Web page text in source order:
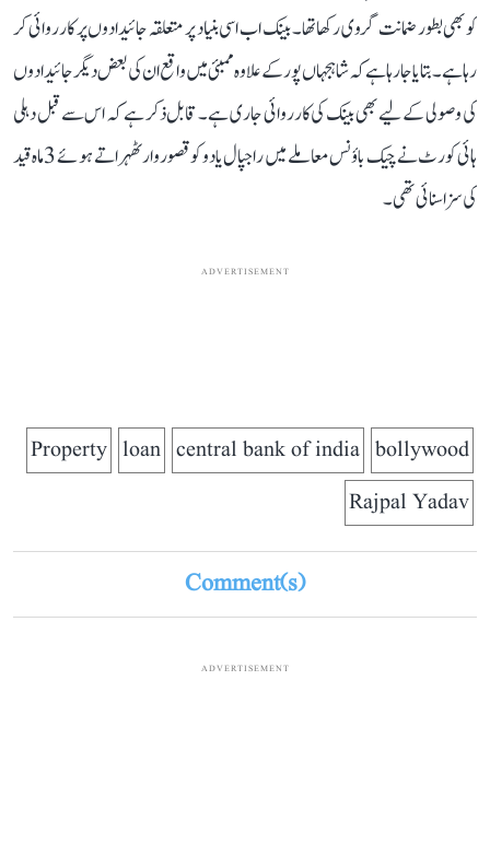
کو بھی بطور ضمانت گروی رکھا تھا۔ بینک اب اسی بنیاد پر متعلقہ جائیدادوں پر کارروائی کر
رہا ہے۔ بتایا جا رہا ہے کہ شاہجہاں پور کے علاوہ ممبئی میں واقع ان کی بعض دیگر جائیدادوں
کی وصولی کے لیے بھی بینک کی کارروائی جاری ہے۔ قابل ذکر ہے کہ اس سے قبل دہلی
ہائی کورٹ نے چیک باؤنس معاملے میں راجپال یادو کو قصوروار ٹھہراتے ہوئے 3 ماہ قید
کی سزا سنائی تھی۔
ADVERTISEMENT
bollywood
central bank of india
loan
Property
Rajpal Yadav
Comment(s)
ADVERTISEMENT